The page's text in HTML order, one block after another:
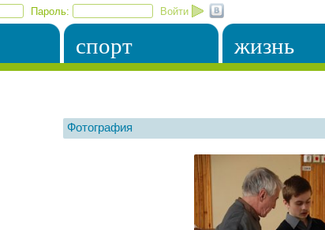
Пароль: Войти
спорт жизнь
Фотография